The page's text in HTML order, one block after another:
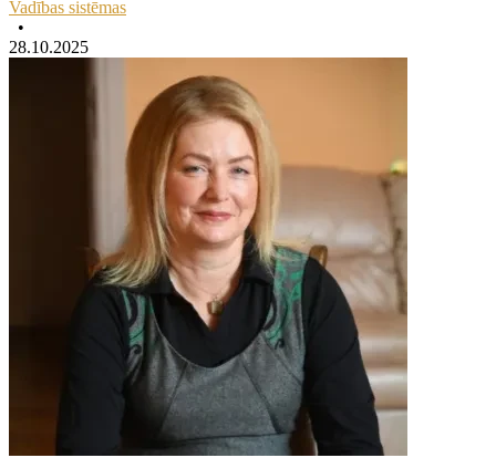
Vadības sistēmas
•
28.10.2025